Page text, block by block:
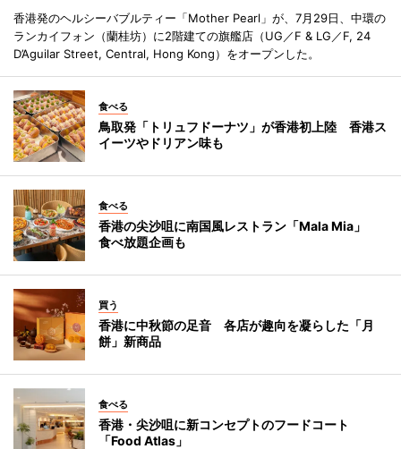
香港発のヘルシーバブルティー「Mother Pearl」が、7月29日、中環の
ランカイフォン（蘭桂坊）に2階建ての旗艦店（UG／F & LG／F, 24
D’Aguilar Street, Central, Hong Kong）をオープンした。
食べる
鳥取発「トリュフドーナツ」が香港初上陸 香港ス
イーツやドリアン味も
食べる
香港の尖沙咀に南国風レストラン「Mala Mia」
食べ放題企画も
買う
香港に中秋節の足音 各店が趣向を凝らした「月
餅」新商品
食べる
香港・尖沙咀に新コンセプトのフードコート
「Food Atlas」